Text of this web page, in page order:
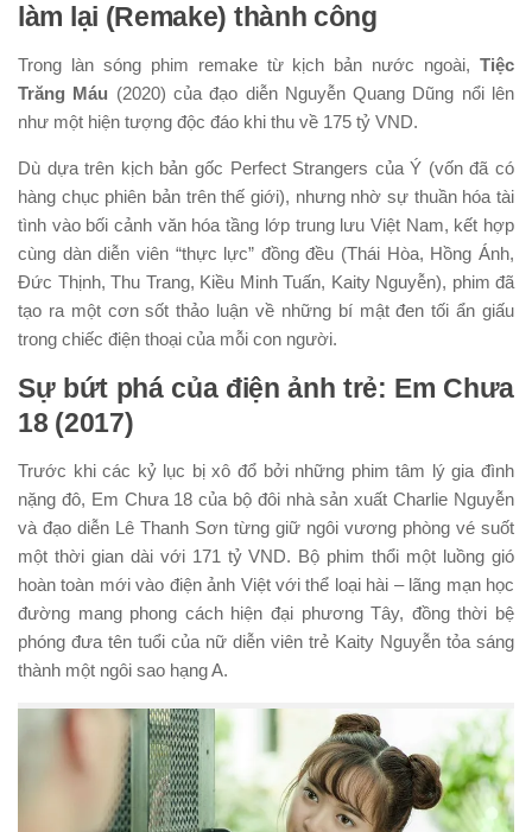
làm lại (Remake) thành công
Trong làn sóng phim remake từ kịch bản nước ngoài, Tiệc
Trăng Máu (2020) của đạo diễn Nguyễn Quang Dũng nổi lên
như một hiện tượng độc đáo khi thu về 175 tỷ VND.
Dù dựa trên kịch bản gốc Perfect Strangers của Ý (vốn đã có
hàng chục phiên bản trên thế giới), nhưng nhờ sự thuần hóa tài
tình vào bối cảnh văn hóa tầng lớp trung lưu Việt Nam, kết hợp
cùng dàn diễn viên “thực lực” đồng đều (Thái Hòa, Hồng Ánh,
Đức Thịnh, Thu Trang, Kiều Minh Tuấn, Kaity Nguyễn), phim đã
tạo ra một cơn sốt thảo luận về những bí mật đen tối ẩn giấu
trong chiếc điện thoại của mỗi con người.
Sự bứt phá của điện ảnh trẻ: Em Chưa
18 (2017)
Trước khi các kỷ lục bị xô đổ bởi những phim tâm lý gia đình
nặng đô, Em Chưa 18 của bộ đôi nhà sản xuất Charlie Nguyễn
và đạo diễn Lê Thanh Sơn từng giữ ngôi vương phòng vé suốt
một thời gian dài với 171 tỷ VND. Bộ phim thổi một luồng gió
hoàn toàn mới vào điện ảnh Việt với thể loại hài – lãng mạn học
đường mang phong cách hiện đại phương Tây, đồng thời bệ
phóng đưa tên tuổi của nữ diễn viên trẻ Kaity Nguyễn tỏa sáng
thành một ngôi sao hạng A.